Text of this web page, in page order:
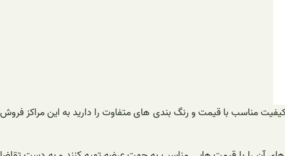
مناسب با قیمت و رنگ بندی های متفاوت را دارید به این مراکز فروش